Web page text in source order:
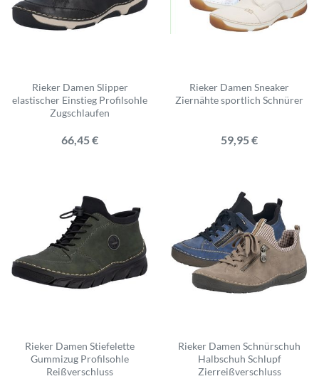
Rieker Damen Slipper
elastischer Einstieg Profilsohle
Zugschlaufen
66,45 €
Rieker Damen Sneaker
Ziernähte sportlich Schnürer
59,95 €
Rieker Damen Stiefelette
Gummizug Profilsohle
Reißverschluss
Rieker Damen Schnürschuh
Halbschuh Schlupf
Zierreißverschluss